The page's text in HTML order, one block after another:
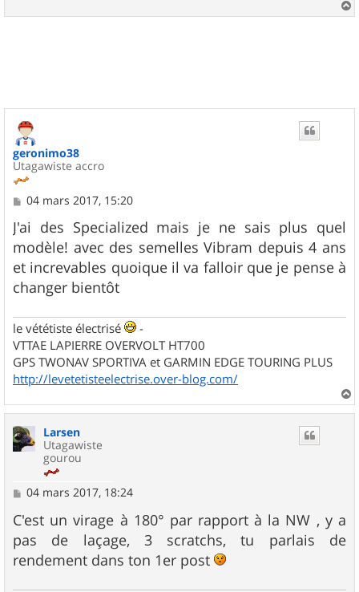
a
geronimo38
Utagawiste accro
M
s
s
a
g
e
04 mars 2017, 15:20
J'ai des Specialized mais je ne sais plus quel
modèle! avec des semelles Vibram depuis 4 ans
et increvables quoique il va falloir que je pense à
changer bientôt
le vététiste électrisé
-
VTTAE LAPIERRE OVERVOLT HT700
GPS TWONAV SPORTIVA et GARMIN EDGE TOURING PLUS
http://levetetisteelectrise.over-blog.com/
a
Larsen
Utagawiste
gourou
M
s
s
a
g
e
04 mars 2017, 18:24
C'est un virage à 180° par rapport à la NW , y a
pas de laçage, 3 scratchs, tu parlais de
rendement dans ton 1er post